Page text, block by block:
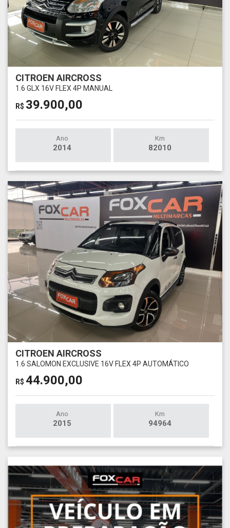
CITROEN AIRCROSS
1.6 GLX 16V FLEX 4P MANUAL
R$ 39.900,00
Ano
2014
Km
82010
CITROEN AIRCROSS
1.6 SALOMON EXCLUSIVE 16V FLEX 4P AUTOMÁTICO
R$ 44.900,00
Ano
2015
Km
94964